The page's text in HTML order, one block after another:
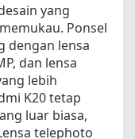
yang
Ponsel
dengan lensa
dan lensa
lebih
K20 tetap
luar biasa,
telephoto